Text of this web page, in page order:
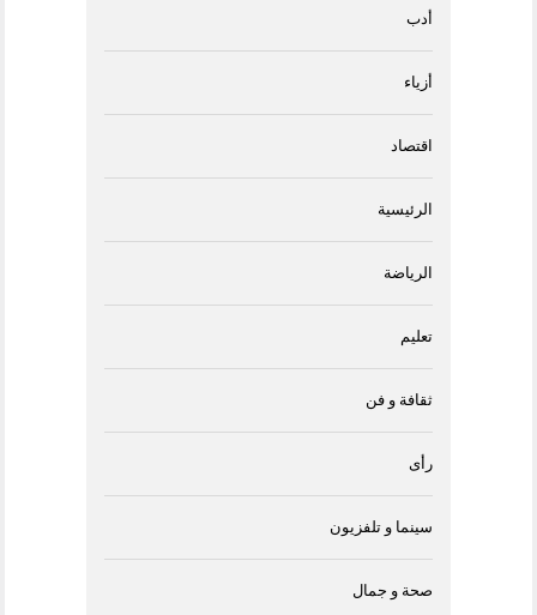
أدب
أزياء
اقتصاد
الرئيسية
الرياضة
تعليم
ثقافة و فن
رأى
سينما و تلفزيون
صحة و جمال